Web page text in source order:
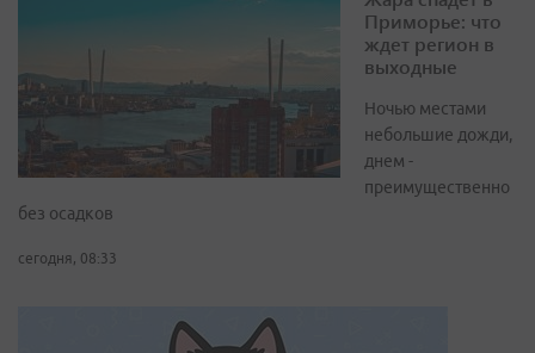
Приморье: что
ждет регион в
выходные
Ночью местами
небольшие дожди,
днем -
преимущественно
без осадков
сегодня, 08:33